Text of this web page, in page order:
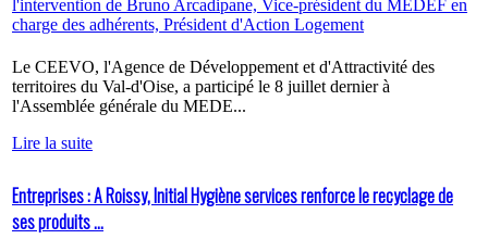
Le CEEVO, l'Agence de Développement et d'Attractivité des
territoires du Val-d'Oise, a participé le 8 juillet dernier à
l'Assemblée générale du MEDE...
Lire la suite
Entreprises : A Roissy, Initial Hygiène services renforce le recyclage de
ses produits ...